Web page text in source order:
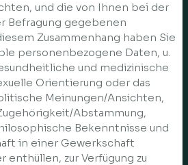
und die von Ihnen bei der
Befragung gegebenen
Zusammenhang haben Sie
personenbezogene Daten, u.
und medizinische
Orientierung oder das
Meinungen/Ansichten,
Abstammung,
Bekenntnisse und
in einer Gewerkschaft
enthüllen, zur Verfügung zu